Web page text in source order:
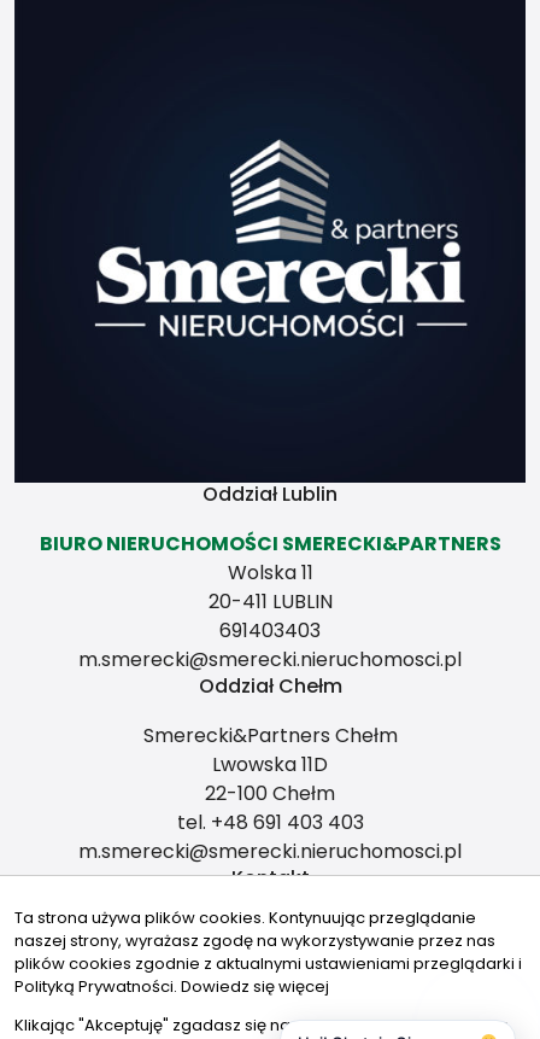
czasie może zostaniesz
przewodnikiem ale zależy
to od Ciebie samego i
twojej charyzmy. Zależy to
również od Twego
przewodnika, z którym
poszedłeś w góry pierwszy
Oddział Lublin
BIURO NIERUCHOMOŚCI SMERECKI&PARTNERS
Wolska 11
20-411 LUBLIN
691403403
m.smerecki@smerecki.nieruchomosci.pl
Oddział Chełm
Smerecki&Partners Chełm
Lwowska 11D
22-100 Chełm
tel. +48 691 403 403
m.smerecki@smerecki.nieruchomosci.pl
Kontakt
m.smerecki@smerecki.nieruchomosci.pl
691403403
Znajdziesz nas tu
Ta strona używa plików cookies. Kontynuując przeglądanie
naszej strony, wyrażasz zgodę na wykorzystywanie przez nas
plików cookies zgodnie z aktualnymi ustawieniami przeglądarki i
Polityką Prywatności. Dowiedz się więcej
Klikając "Akceptuję" zgadasz się na wykorzystywanie przez nas